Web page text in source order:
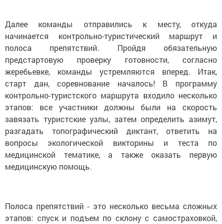
Далее команды отправились к месту, откуда
начинается контрольно-туристический маршрут и
полоса препятствий. Пройдя обязательную
предстартовую проверку готовности, согласно
жеребьевке, команды устремляются вперед. Итак,
старт дан, соревнование началось! В программу
контрольно-туристского маршрута входило несколько
этапов: все участники должны были на скорость
завязать туристские узлы, затем определить азимут,
разгадать топографический диктант, ответить на
вопросы экологической викторины и теста по
медицинской тематике, а также оказать первую
медицинскую помощь.
Полоса препятствий - это несколько весьма сложных
этапов: спуск и подъем по склону с самостраховкой,